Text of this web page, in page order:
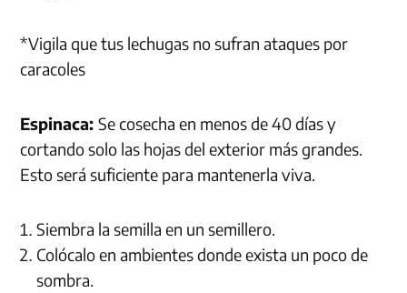
*Vigila que tus lechugas no sufran ataques por
caracoles
Espinaca:Se cosecha en menos de 40 días y
cortando solo las hojas del exterior más grandes.
Esto será suficiente para mantenerla viva.
Siembra la semilla en un semillero.
Colócalo en ambientes donde exista un poco de
sombra.